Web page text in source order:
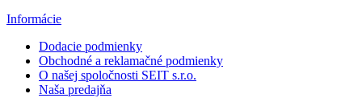
Informácie
Dodacie podmienky
Obchodné a reklamačné podmienky
O našej spoločnosti SEIT s.r.o.
Naša predajňa